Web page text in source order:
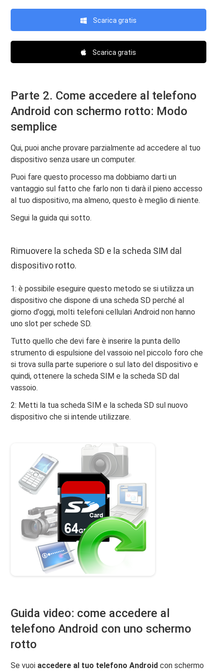
Scarica gratis
Scarica gratis
Parte 2. Come accedere al telefono
Android con schermo rotto: Modo
semplice
Qui, puoi anche provare parzialmente ad accedere al tuo
dispositivo senza usare un computer.
Puoi fare questo processo ma dobbiamo darti un
vantaggio sul fatto che farlo non ti darà il pieno accesso
al tuo dispositivo, ma almeno, questo è meglio di niente.
Segui la guida qui sotto.
Rimuovere la scheda SD e la scheda SIM dal
dispositivo rotto.
1: è possibile eseguire questo metodo se si utilizza un
dispositivo che dispone di una scheda SD perché al
giorno d'oggi, molti telefoni cellulari Android non hanno
uno slot per schede SD.
Tutto quello che devi fare è inserire la punta dello
strumento di espulsione del vassoio nel piccolo foro che
si trova sulla parte superiore o sul lato del dispositivo e
quindi, ottenere la scheda SIM e la scheda SD dal
vassoio.
2: Metti la tua scheda SIM e la scheda SD sul nuovo
dispositivo che si intende utilizzare.
Guida video: come accedere al
telefono Android con uno schermo
rotto
Se vuoi accedere al tuo telefono Android con schermo